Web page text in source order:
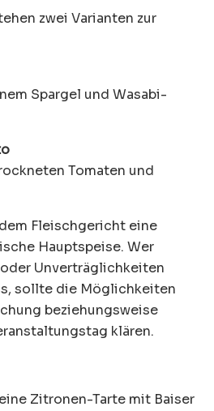
zwei Varianten zur
Spargel und Wasabi-
Tomaten und
Fleischgericht eine
Hauptspeise. Wer
Unverträglichkeiten
sollte die Möglichkeiten
beziehungsweise
klären.
Zitronen-Tarte mit Baiser